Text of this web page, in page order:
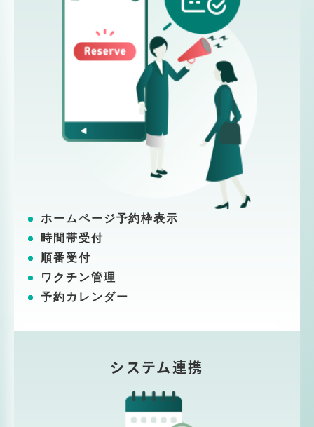
ホームページ予約枠表示
時間帯受付
順番受付
ワクチン管理
予約カレンダー
システム連携